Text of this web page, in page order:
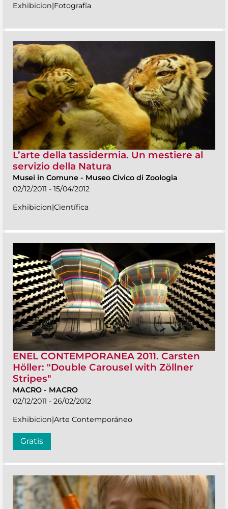
Exhibicion|Fotografía
L’arte della tassidermia. Un mestiere al
servizio della Natura
Musei in Comune - Museo Civico di Zoologia
02/12/2011 - 15/04/2012
Exhibicion|Científica
ENEL CONTEMPORANEA 2011. Carsten
Höller: "Double Carousel with Zöllner
Stripes"
MACRO - MACRO
02/12/2011 - 26/02/2012
Exhibicion|Arte Contemporáneo
Gratis